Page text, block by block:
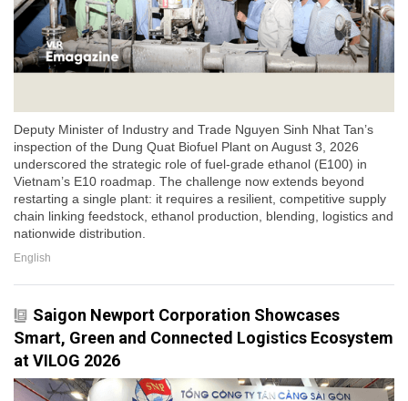
Deputy Minister of Industry and Trade Nguyen Sinh Nhat Tan’s
inspection of the Dung Quat Biofuel Plant on August 3, 2026
underscored the strategic role of fuel-grade ethanol (E100) in
Vietnam’s E10 roadmap. The challenge now extends beyond
restarting a single plant: it requires a resilient, competitive supply
chain linking feedstock, ethanol production, blending, logistics and
nationwide distribution.
English
Saigon Newport Corporation Showcases
Smart, Green and Connected Logistics Ecosystem
at VILOG 2026